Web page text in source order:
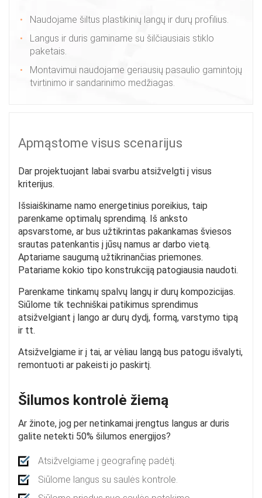
Naudojame šiltus plastikinių langų ir durų profilius.
Langus ir duris gaminame su šilčiausiais stiklo
paketais.
Montavimui naudojame geriausių pasaulio gamintojų
tvirtinimo ir sandarinimo medžiagas.
Apmąstome visus scenarijus
Dar projektuojant labai svarbu atsižvelgti į visus
kriterijus.
Išsiaiškiname namo energetinius poreikius, taip
parenkame optimalų sprendimą. Iš anksto
apsvarstome, ar bus užtikrintas pakankamas šviesos
srautas patenkantis į jūsų namus ar darbo vietą.
Aptariame saugumą užtikrinančias priemones.
Patariame kokio tipo konstrukciją patogiausia naudoti.
Parenkame tinkamų spalvų langų ir durų kompozicijas.
Siūlome tik techniškai patikimus sprendimus
atsižvelgiant į lango ar durų dydį, formą, varstymo tipą
ir tt.
Atsižvelgiame ir į tai, ar vėliau langą bus patogu išvalyti,
remontuoti ar pakeisti jo paskirtį.
Šilumos kontrolė žiemą
Ar žinote, jog per netinkamai įrengtus langus ar duris
galite netekti 50% šilumos energijos?
Atsižvelgiame į geografinę padėtį.
Siūlome langus su saulės kontrole.